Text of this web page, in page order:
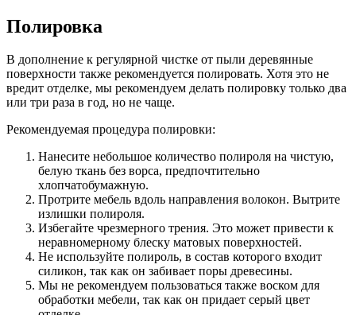
Полировка
В дополнение к регулярной чистке от пыли деревянные
поверхности также рекомендуется полировать. Хотя это не
вредит отделке, мы рекомендуем делать полировку только два
или три раза в год, но не чаще.
Рекомендуемая процедура полировки:
Нанесите небольшое количество полироля на чистую,
белую ткань без ворса, предпочтительно
хлопчатобумажную.
Протрите мебель вдоль направления волокон. Вытрите
излишки полироля.
Избегайте чрезмерного трения. Это может привести к
неравномерному блеску матовых поверхностей.
Не используйте полироль, в состав которого входит
силикон, так как он забивает поры древесины.
Мы не рекомендуем пользоваться также воском для
обработки мебели, так как он придает серый цвет